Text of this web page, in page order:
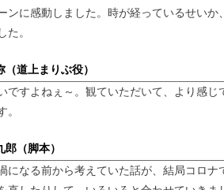
ンに感動しました。時が経っているせい
た。
（道上まりぶ役）
ですよねぇ～。観ていただいて、より感
。
（脚本）
になる前から考えていた話が、結局コロ